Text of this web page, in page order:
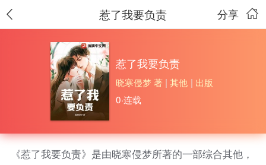
分享
惹了我要负责
惹了我要负责
晓寒侵梦 著 |其他 | 出版
0·连载
《惹了我要负责》是由晓寒侵梦所著的一部综合其他，